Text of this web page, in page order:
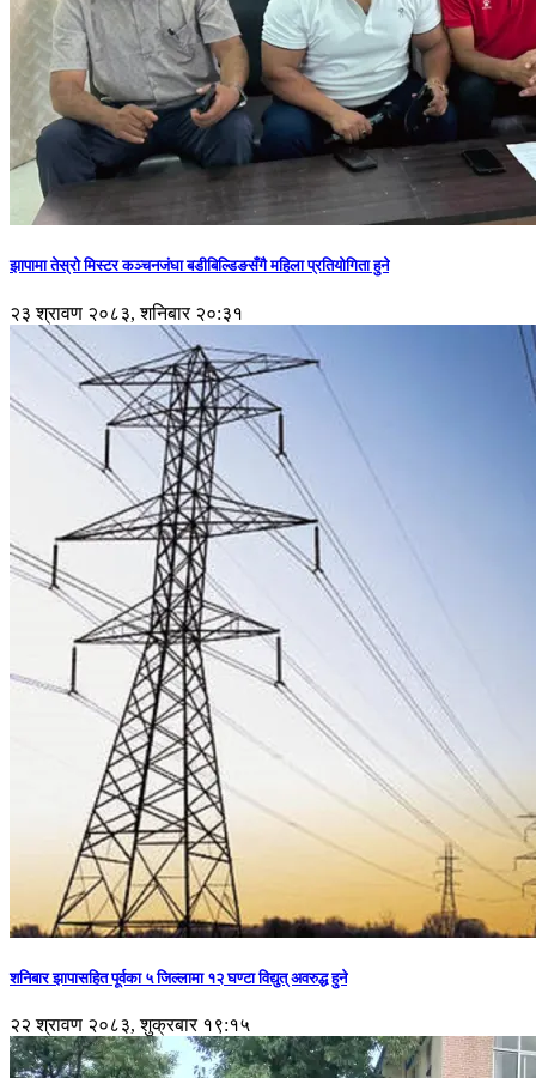
झापामा तेस्रो मिस्टर कञ्चनजंघा बडीबिल्डिङसँगै महिला प्रतियोगिता हुने
२३ श्रावण २०८३, शनिबार २०:३१
शनिबार झापासहित पूर्वका ५ जिल्लामा १२ घण्टा विद्युत् अवरुद्ध हुने
२२ श्रावण २०८३, शुक्रबार १९:१५